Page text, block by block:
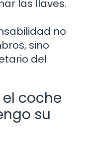
las llaves.
no
sino
del
coche
su